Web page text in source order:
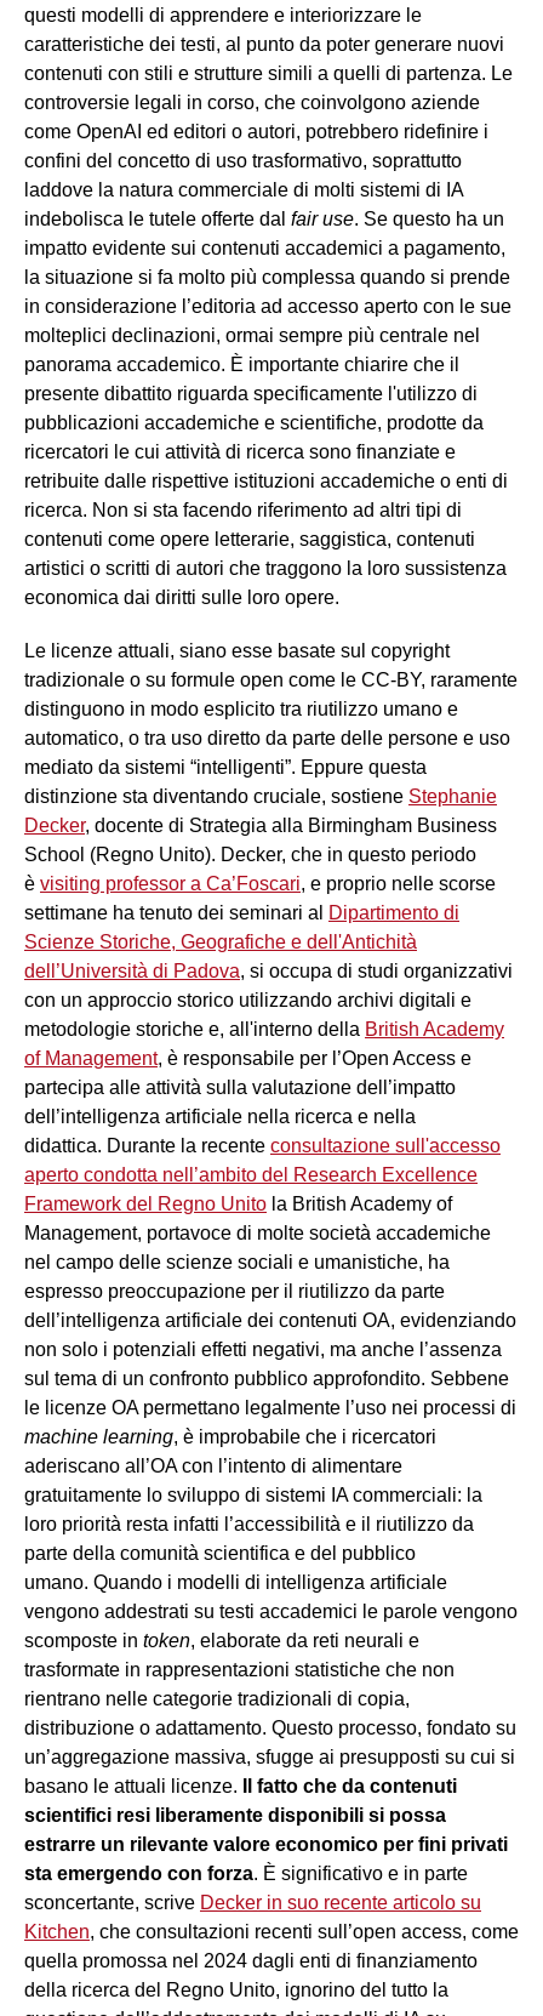
questi modelli di apprendere e interiorizzare le
caratteristiche dei testi, al punto da poter generare nuovi
contenuti con stili e strutture simili a quelli di partenza. Le
controversie legali in corso, che coinvolgono aziende
come OpenAI ed editori o autori, potrebbero ridefinire i
confini del concetto di uso trasformativo, soprattutto
laddove la natura commerciale di molti sistemi di IA
indebolisca le tutele offerte dal fair use. Se questo ha un
impatto evidente sui contenuti accademici a pagamento,
la situazione si fa molto più complessa quando si prende
in considerazione l’editoria ad accesso aperto con le sue
molteplici declinazioni, ormai sempre più centrale nel
panorama accademico. È importante chiarire che il
presente dibattito riguarda specificamente l'utilizzo di
pubblicazioni accademiche e scientifiche, prodotte da
ricercatori le cui attività di ricerca sono finanziate e
retribuite dalle rispettive istituzioni accademiche o enti di
ricerca. Non si sta facendo riferimento ad altri tipi di
contenuti come opere letterarie, saggistica, contenuti
artistici o scritti di autori che traggono la loro sussistenza
economica dai diritti sulle loro opere.
Le licenze attuali, siano esse basate sul copyright
tradizionale o su formule open come le CC-BY, raramente
distinguono in modo esplicito tra riutilizzo umano e
automatico, o tra uso diretto da parte delle persone e uso
mediato da sistemi “intelligenti”. Eppure questa
distinzione sta diventando cruciale, sostiene Stephanie
Decker, docente di Strategia alla Birmingham Business
School (Regno Unito). Decker, che in questo periodo
è visiting professor a Ca’Foscari, e proprio nelle scorse
settimane ha tenuto dei seminari al
Dipartimento di
Scienze Storiche, Geografiche e dell'Antichità
dell’Università di Padova, si occupa di studi organizzativi
con un approccio storico utilizzando archivi digitali e
metodologie storiche e, all'interno della British Academy
of Management, è responsabile per l’Open Access e
partecipa alle attività sulla valutazione dell’impatto
dell’intelligenza artificiale nella ricerca e nella
didattica. Durante la recente consultazione sull'accesso
aperto condotta nell’ambito del Research Excellence
Framework del Regno Unito la British Academy of
Management, portavoce di molte società accademiche
nel campo delle scienze sociali e umanistiche, ha
espresso preoccupazione per il riutilizzo da parte
dell’intelligenza artificiale dei contenuti OA, evidenziando
non solo i potenziali effetti negativi, ma anche l’assenza
sul tema di un confronto pubblico approfondito. Sebbene
le licenze OA permettano legalmente l’uso nei processi di
machine learning, è improbabile che i ricercatori
aderiscano all’OA con l’intento di alimentare
gratuitamente lo sviluppo di sistemi IA commerciali: la
loro priorità resta infatti l’accessibilità e il riutilizzo da
parte della comunità scientifica e del pubblico
umano. Quando i modelli di intelligenza artificiale
vengono addestrati su testi accademici le parole vengono
scomposte in token, elaborate da reti neurali e
trasformate in rappresentazioni statistiche che non
rientrano nelle categorie tradizionali di copia,
distribuzione o adattamento. Questo processo, fondato su
un’aggregazione massiva, sfugge ai presupposti su cui si
basano le attuali licenze.
Il fatto che da contenuti
scientifici resi liberamente disponibili si possa
estrarre un rilevante valore economico per fini privati
sta emergendo con forza. È significativo e in parte
sconcertante, scrive Decker in suo recente articolo su
Kitchen, che consultazioni recenti sull’open access, come
quella promossa nel 2024 dagli enti di finanziamento
della ricerca del Regno Unito, ignorino del tutto la